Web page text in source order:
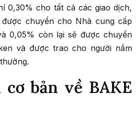
0,30% cho tất cả các giao dịch,
chuyển cho Nhà cung cấp
0,05% còn lại sẽ được chuyển
và được trao cho người nắm
bản về BAKE